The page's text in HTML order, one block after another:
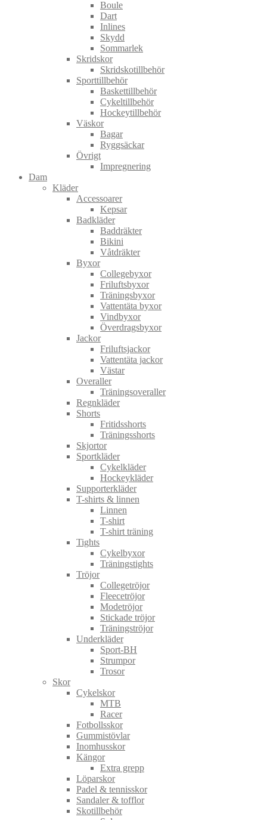
Boule
Dart
Inlines
Skydd
Sommarlek
Skridskor
Skridskotillbehör
Sporttillbehör
Baskettillbehör
Cykeltillbehör
Hockeytillbehör
Väskor
Bagar
Ryggsäckar
Övrigt
Impregnering
Dam
Kläder
Accessoarer
Kepsar
Badkläder
Baddräkter
Bikini
Våtdräkter
Byxor
Collegebyxor
Friluftsbyxor
Träningsbyxor
Vattentäta byxor
Vindbyxor
Överdragsbyxor
Jackor
Friluftsjackor
Vattentäta jackor
Västar
Overaller
Träningsoveraller
Regnkläder
Shorts
Fritidsshorts
Träningsshorts
Skjortor
Sportkläder
Cykelkläder
Hockeykläder
Supporterkläder
T-shirts & linnen
Linnen
T-shirt
T-shirt träning
Tights
Cykelbyxor
Träningstights
Tröjor
Collegetröjor
Fleecetröjor
Modetröjor
Stickade tröjor
Träningströjor
Underkläder
Sport-BH
Strumpor
Trosor
Skor
Cykelskor
MTB
Racer
Fotbollsskor
Gummistövlar
Inomhusskor
Kängor
Extra grepp
Löparskor
Padel & tennisskor
Sandaler & tofflor
Skotillbehör